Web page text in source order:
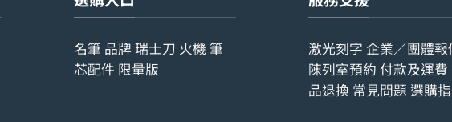
名筆 品牌 瑞士刀 火機 筆
芯配件 限量版
激光刻字 企業／團體報
陳列室預約 付款及運費
品退換 常見問題 選購